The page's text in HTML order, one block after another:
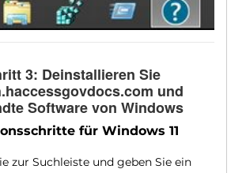
3: Deinstallieren Sie
und
Software von Windows
für Windows 11
zur Suchleiste und geben Sie ein